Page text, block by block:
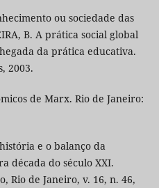
ou sociedade das
B. A prática social global
da prática educativa.
2003.
de Marx. Rio de Janeiro:
e o balanço da
década do século XXI.
Rio de Janeiro, v. 16, n. 46,